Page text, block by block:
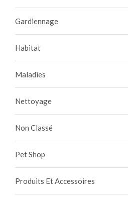
Gardiennage
Habitat
Maladies
Nettoyage
Non Classé
Pet Shop
Produits Et Accessoires